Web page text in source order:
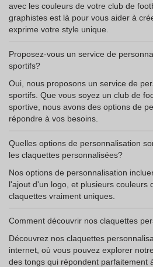
avec les couleurs de votre club de
graphistes est là pour vous aider à
exprime votre style unique.
Proposez-vous un service de
sportifs?
Oui, nous proposons un service de
sportifs. Que vous soyez un club de
sportive, nous avons des options de
répondre à vos besoins.
Quelles options de personnalisation
les claquettes personnalisées?
Nos options de personnalisation
l'ajout d'un logo, et plusieurs couleurs
claquettes vraiment uniques.
Comment découvrir nos claquettes
Découvrez nos claquettes
internet, où vous pouvez explorer
des tongs qui répondent parfaitement